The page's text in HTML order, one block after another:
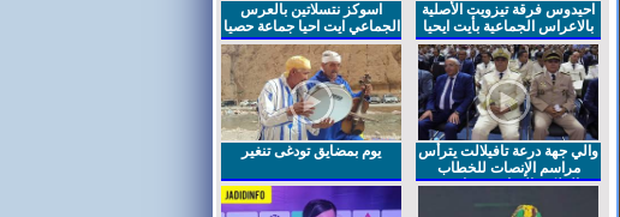
احيدوس فرقة تيزويت الأصلية
بالاعراس الجماعية بأيت ايحيا
اسوكز نتسلاتين بالعرس
الجماعي ايت احيا جماعة حصيا
والي جهة درعة تافيلالت يترأس
مراسم الإنصات للخطاب
الملكي السامي بمناسبة
يوم بمضايق تودغى تنغير